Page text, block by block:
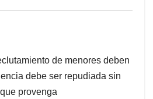
de menores deben
debe ser repudiada sin
provenga